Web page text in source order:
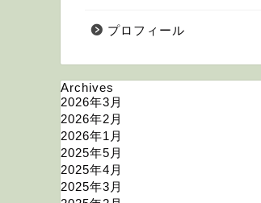
プロフィール
Archives
2026年3月
2026年2月
2026年1月
2025年5月
2025年4月
2025年3月